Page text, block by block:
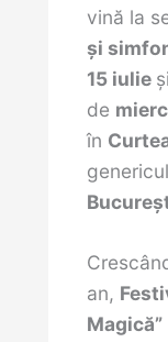
vină la
și
15 iulie și
de
în
genericul
an,
Magică”